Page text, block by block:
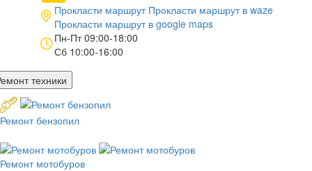
Прокласти маршрут Прокласти маршрут в waze
Прокласти маршрут в google maps
Пн-Пт 09:00-18:00
Сб 10:00-16:00
техники
Ремонт бензопил
Ремонт мотобуров